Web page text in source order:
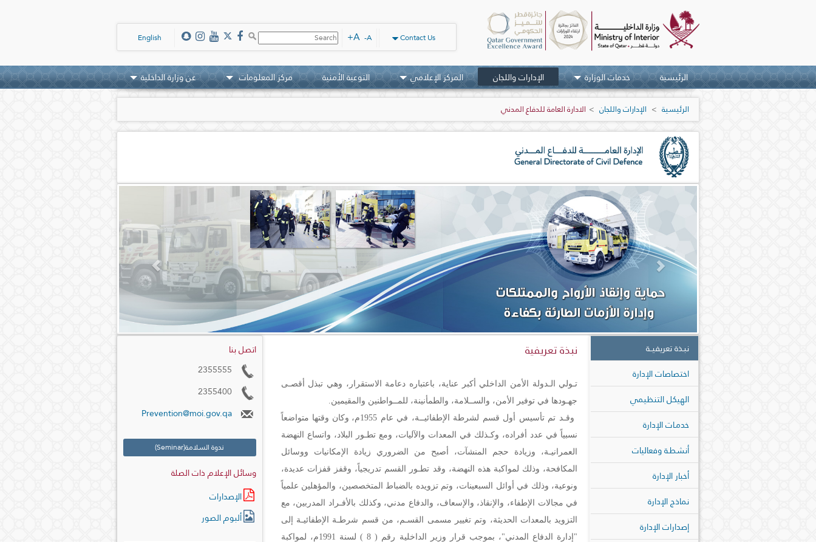
Contact Us
A-
A+
English
الرئيسية خدمات الوزارة اﻹدارات واﻟﻠﺠﺎن المركز الإعلامي التوعية الأمنية مركز المعلومات عن وزارة الداخلية
الرئيسية اﻹدارات واﻟﻠﺠﺎن الادارة العامة للدفاع المدني
Previous Next
نبـذة تعريفيــة
اختصاصات الإدارة
الهيكل التنظيمي
خدمـات الإدارة
أنشطـة وفعاليات
أخبار الإدارة
نماذج الإدارة
إصدارات الإدارة
نبذة تعريفية
تـولي الـدولة الأمن الداخلي أكبر عناية، باعتباره دعامة الاستقرار، وهي تبذل أقصـى
جهـودها في توفير الأمن، والســلامة، والطمأنينة، للمــواطنين والمقيمين.
وقـد تم تأسيس أول قسم لشرطة الإطفائيــة، في عام 1955م، وكان وقتها متواضعاً
نسبياً في عدد أفراده، وكـذلك في المعدات والآليات، ومع تطـور البلاد، واتساع النهضة
العمرانيـة، وزيادة حجم المنشآت، أصبح من الضروري زيادة الإمكانيات ووسائل
المكافحة، وذلك لمواكبة هذه النهضة، وقد تطـور القسم تدريجياً، وقفز قفزات عديدة،
ونوعية، وذلك في أوائل السبعينات، وتم تزويده بالضباط المتخصصين، والمؤهلين علمياً
في مجالات الإطفاء، والإنقاذ، والإسعاف، والدفاع مدني، وكذلك بالأفـراد المدربين، مع
التزويد بالمعدات الحديثة، وتم تغيير مسمى القسـم، من قسم شرطـة الإطفائيـة إلى
"إدارة الدفاع المدني"، بموجب قرار وزير الداخلية رقم ( 8 ) لسنة 1991م، لمواكبة
اتصل بنا
2355555
2355400
Prevention@moi.gov.qa
ندوة السلامة(Seminar)
وسائل الإعلام ذات الصلة
الإصدارات
ألبوم الصور